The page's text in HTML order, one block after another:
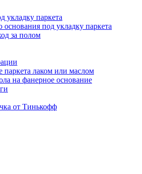
укладку паркета
под укладку паркета
за полом
лаком или маслом
на фанерное основание
от Тинькофф